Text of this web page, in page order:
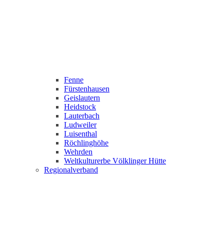
Fenne
Fürstenhausen
Geislautern
Heidstock
Lauterbach
Ludweiler
Luisenthal
Röchlinghöhe
Wehrden
Weltkulturerbe Völklinger Hütte
Regionalverband